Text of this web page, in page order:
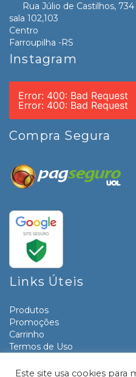
Rua Júlio de Castilhos, 734
sala 102,103
Centro
Farroupilha -RS
Instagram
Error: 400: Bad Request
Error: 400: Bad Request
Compra Segura
Links Úteis
Produtos
Promoções
Carrinho
Termos de Uso
Contato
Este site usa cookies para